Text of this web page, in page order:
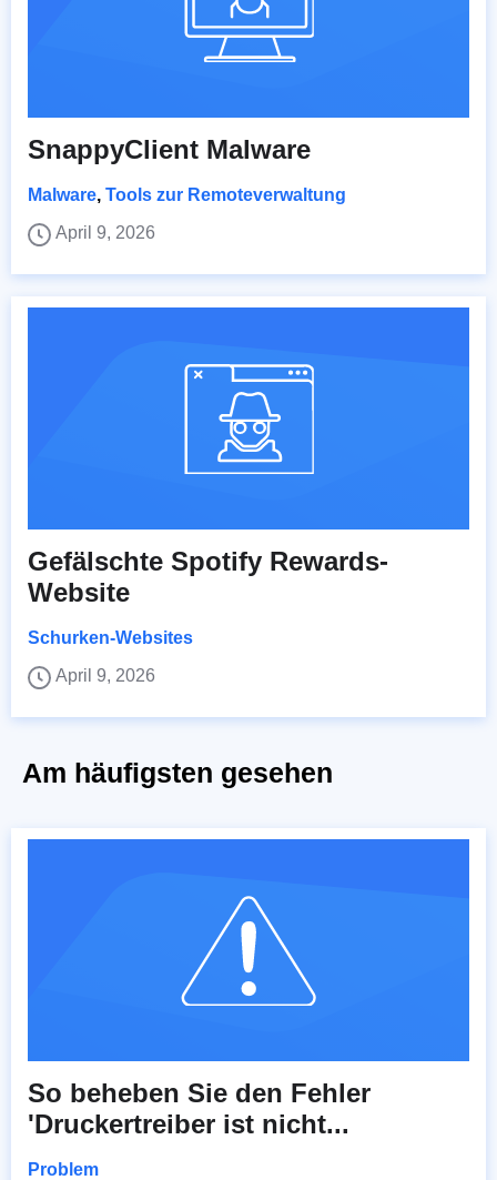
SnappyClient Malware
Malware, Tools zur Remoteverwaltung
April 9, 2026
Gefälschte Spotify Rewards-
Website
Schurken-Websites
April 9, 2026
Am häufigsten gesehen
So beheben Sie den Fehler
'Druckertreiber ist nicht...
Problem